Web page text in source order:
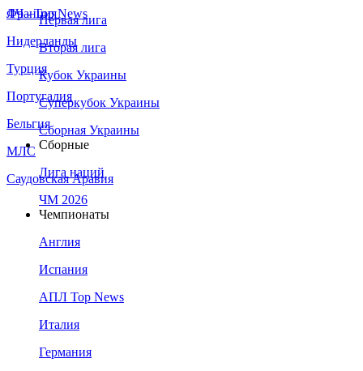
Франция
Нидерланды
Турция
Португалия
Бельгия
МЛС
Саудовская Аравия
ЛЧ - Top News
Первая лига
Вторая лига
Кубок Украины
Суперкубок Украины
Сборная Украины
Сборные
Лига наций
ЧМ 2026
Чемпионаты
Англия
Испания
АПЛ Top News
Италия
Германия